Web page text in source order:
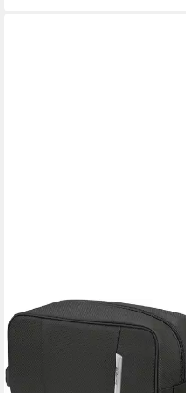
SAMSONITE
Kulturbeutel RESPARK Toilet
Kit, Beautybox Schminketui
Kosmetikbox Beauty-Bag